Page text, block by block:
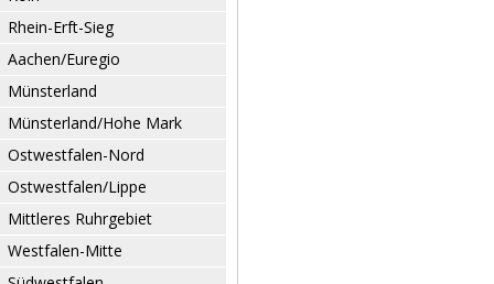
Rhein-Erft-Sieg
Aachen/Euregio
Münsterland
Münsterland/Hohe Mark
Ostwestfalen-Nord
Ostwestfalen/Lippe
Mittleres Ruhrgebiet
Westfalen-Mitte